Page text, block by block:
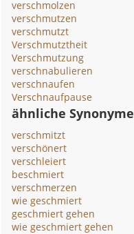
verschmolzen
verschmutzen
verschmutzt
Verschmutztheit
Verschmutzung
verschnabulieren
verschnaufen
Verschnaufpause
ähnliche Synonyme
verschmitzt
verschönert
verschleiert
beschmiert
verschmerzen
wie geschmiert
geschmiert gehen
wie geschmiert gehen